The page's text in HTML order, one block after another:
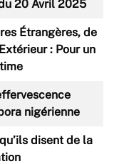
20 Avril 2025
Étrangères, de
: Pour un
nigérienne
disent de la